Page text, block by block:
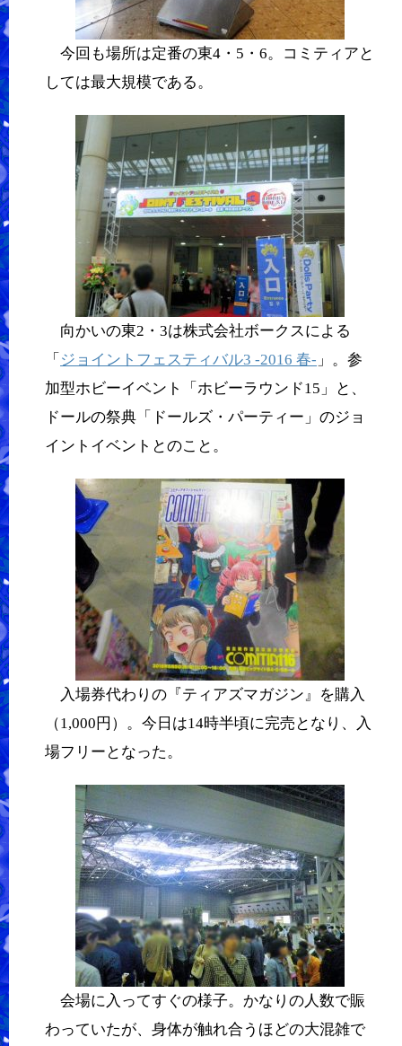
今回も場所は定番の東4・5・6。コミティアと
しては最大規模である。
向かいの東2・3は株式会社ボークスによる
「 ジョイントフェスティバル3 -2016 春- 」。参
加型ホビーイベント「ホビーラウンド15」と、
ドールの祭典「ドールズ・パーティー」のジョ
イントイベントとのこと。
入場券代わりの『ティアズマガジン』を購入
（1,000円）。今日は14時半頃に完売となり、入
場フリーとなった。
会場に入ってすぐの様子。かなりの人数で賑
わっていたが、身体が触れ合うほどの大混雑で